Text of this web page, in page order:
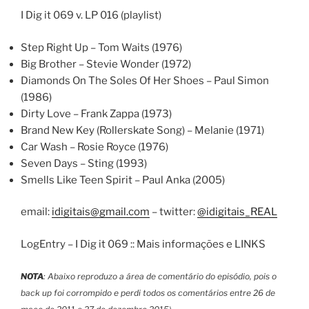
I Dig it 069 v. LP 016 (playlist)
Step Right Up – Tom Waits (1976)
Big Brother – Stevie Wonder (1972)
Diamonds On The Soles Of Her Shoes – Paul Simon
(1986)
Dirty Love – Frank Zappa (1973)
Brand New Key (Rollerskate Song) – Melanie (1971)
Car Wash – Rosie Royce (1976)
Seven Days – Sting (1993)
Smells Like Teen Spirit – Paul Anka (2005)
email: idigitais@gmail.com – twitter:@idigitais_REAL
LogEntry – I Dig it 069 :: Mais informações e LINKS
NOTA: Abaixo reproduzo a área de comentário do episódio, pois o
back up foi corrompido e perdi todos os comentários entre 26 de